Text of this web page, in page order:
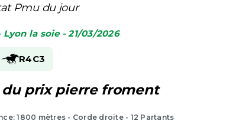
Pmu du jour
Lyon la soie - 21/03/2026
R4C3
prix pierre froment
1800 mètres - Corde droite - 12 Partants